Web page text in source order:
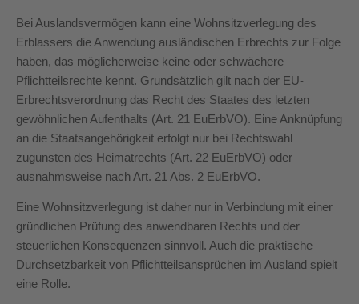
Bei Auslandsvermögen kann eine Wohnsitzverlegung des
Erblassers die Anwendung ausländischen Erbrechts zur Folge
haben, das möglicherweise keine oder schwächere
Pflichtteilsrechte kennt. Grundsätzlich gilt nach der EU-
Erbrechtsverordnung das Recht des Staates des letzten
gewöhnlichen Aufenthalts (Art. 21 EuErbVO). Eine Anknüpfung
an die Staatsangehörigkeit erfolgt nur bei Rechtswahl
zugunsten des Heimatrechts (Art. 22 EuErbVO) oder
ausnahmsweise nach Art. 21 Abs. 2 EuErbVO.
Eine Wohnsitzverlegung ist daher nur in Verbindung mit einer
gründlichen Prüfung des anwendbaren Rechts und der
steuerlichen Konsequenzen sinnvoll. Auch die praktische
Durchsetzbarkeit von Pflichtteilsansprüchen im Ausland spielt
eine Rolle.